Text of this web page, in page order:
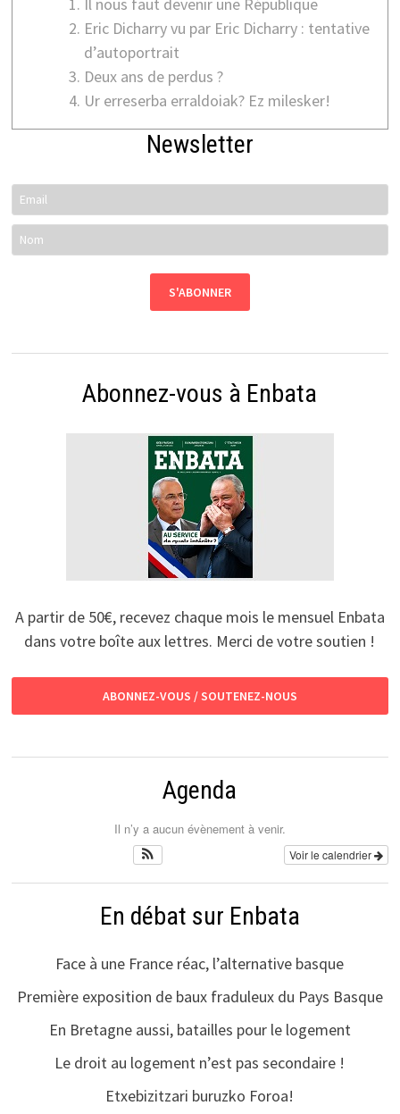
Eric Dicharry vu par Eric Dicharry : tentative
d’autoportrait
Deux ans de perdus ?
Ur erreserba erraldoiak? Ez milesker!
Newsletter
Abonnez-vous à Enbata
A partir de 50€, recevez chaque mois le mensuel Enbata
dans votre boîte aux lettres. Merci de votre soutien !
ABONNEZ-VOUS / SOUTENEZ-NOUS
Agenda
Il n’y a aucun évènement à venir.
Voir le calendrier
En débat sur Enbata
Face à une France réac, l’alternative basque
Première exposition de baux fraduleux du Pays Basque
En Bretagne aussi, batailles pour le logement
Le droit au logement n’est pas secondaire !
Etxebizitzari buruzko Foroa!